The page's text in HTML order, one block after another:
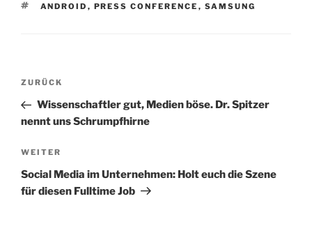
SCHLAGWÖRTER
ANDROID , PRESS CONFERENCE , SAMSUNG
Beitragsnavigation
Vorheriger
Beitrag
ZURÜCK
Wissenschaftler gut, Medien böse. Dr. Spitzer
nennt uns Schrumpfhirne
Nächster
Beitrag
WEITER
Social Media im Unternehmen: Holt euch die Szene
für diesen Fulltime Job